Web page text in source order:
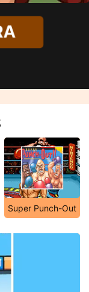
Super Punch-Out